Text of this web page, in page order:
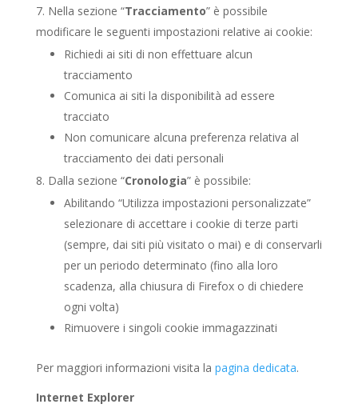
Nella sezione “Tracciamento” è possibile
modificare le seguenti impostazioni relative ai cookie:
Richiedi ai siti di non effettuare alcun
tracciamento
Comunica ai siti la disponibilità ad essere
tracciato
Non comunicare alcuna preferenza relativa al
tracciamento dei dati personali
Dalla sezione “Cronologia” è possibile:
Abilitando “Utilizza impostazioni personalizzate”
selezionare di accettare i cookie di terze parti
(sempre, dai siti più visitato o mai) e di conservarli
per un periodo determinato (fino alla loro
scadenza, alla chiusura di Firefox o di chiedere
ogni volta)
Rimuovere i singoli cookie immagazzinati
Per maggiori informazioni visita la pagina dedicata.
Internet Explorer